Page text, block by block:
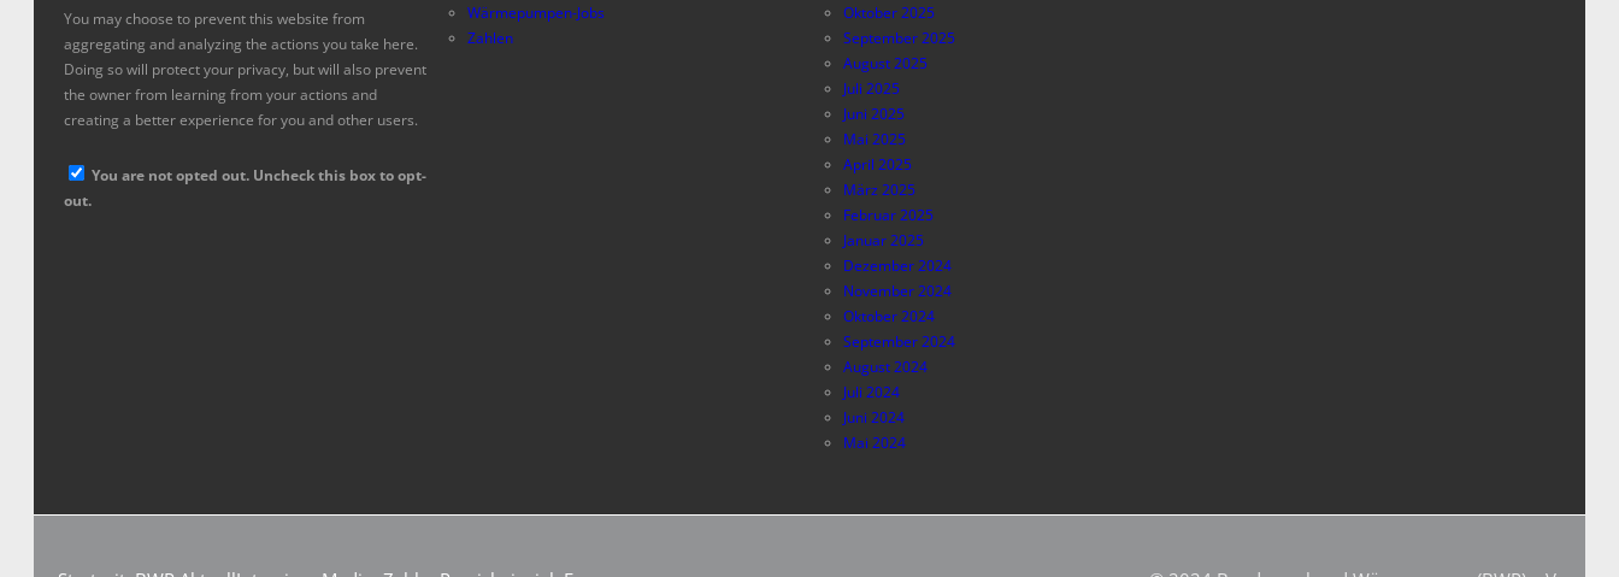
You may choose to prevent this website from
aggregating and analyzing the actions you take here.
Doing so will protect your privacy, but will also prevent
the owner from learning from your actions and
creating a better experience for you and other users.
You are not opted out. Uncheck this box to opt-
out.
Wärmepumpen-Jobs
Zahlen
Oktober 2025
September 2025
August 2025
Juli 2025
Juni 2025
Mai 2025
April 2025
März 2025
Februar 2025
Januar 2025
Dezember 2024
November 2024
Oktober 2024
September 2024
August 2024
Juli 2024
Juni 2024
Mai 2024